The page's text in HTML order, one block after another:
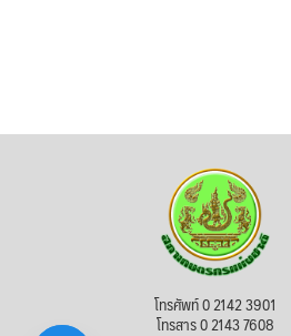
โทรศัพท์ 0 2142 3901
โทรสาร 0 2143 7608